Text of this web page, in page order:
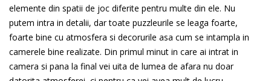
elemente din spatii de joc diferite pentru multe din ele. Nu
putem intra in detalii, dar toate puzzleurile se leaga foarte,
foarte bine cu atmosfera si decorurile asa cum se intampla in
camerele bine realizate. Din primul minut in care ai intrat in
camera si pana la final vei uita de lumea de afara nu doar